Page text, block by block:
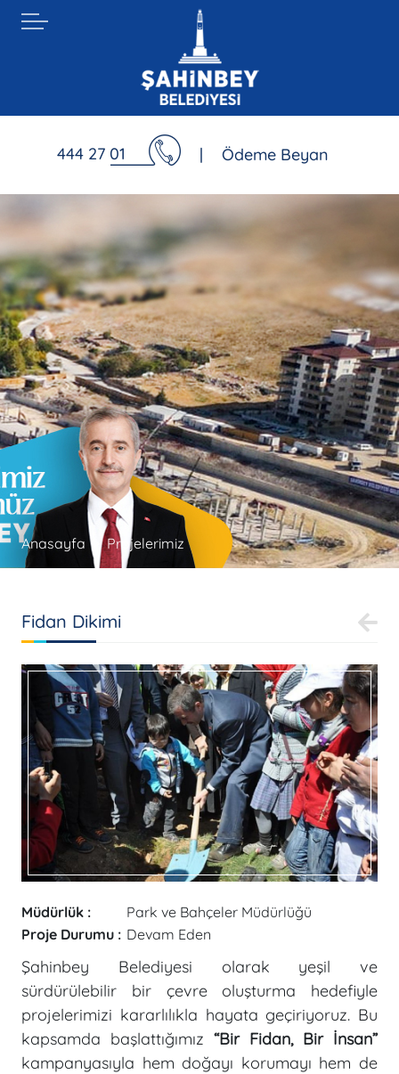
444 27 01 | Ödeme Beyan
Anasayfa Projelerimiz
Fidan Dikimi
Müdürlük :
Park ve Bahçeler Müdürlüğü
Proje Durumu : Devam Eden
Şahinbey Belediyesi olarak yeşil ve
sürdürülebilir bir çevre oluşturma hedefiyle
projelerimizi kararlılıkla hayata geçiriyoruz. Bu
kapsamda başlattığımız “Bir Fidan, Bir İnsan”
kampanyasıyla hem doğayı korumayı hem de